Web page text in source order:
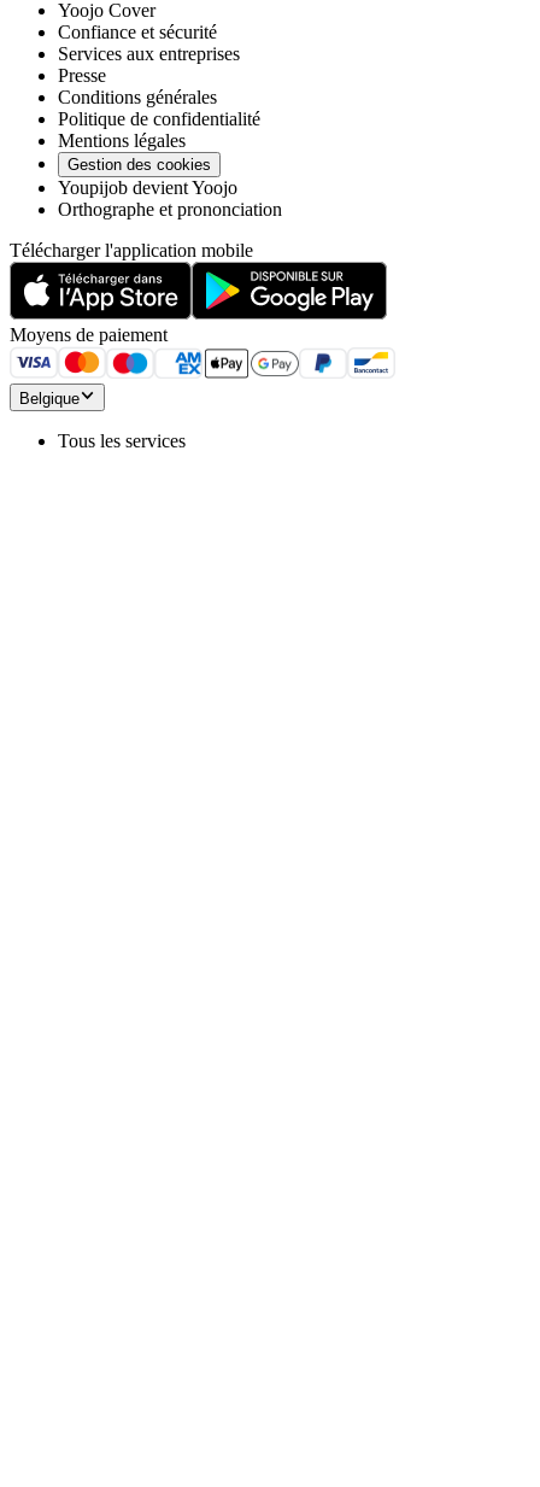
Yoojo Cover
Confiance et sécurité
Services aux entreprises
Presse
Conditions générales
Politique de confidentialité
Mentions légales
Gestion des cookies
Youpijob devient Yoojo
Orthographe et prononciation
Télécharger l'application mobile
Moyens de paiement
Belgique
Tous les services